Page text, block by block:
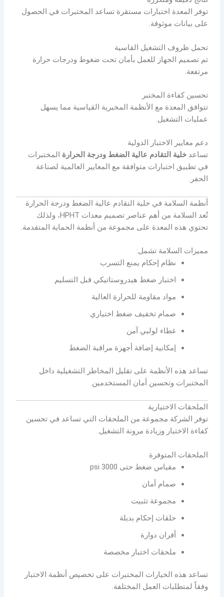
توفر المعدة اختبارات مستقرة تساعد المختبرات في الحصول
على بيانات موثوقة.
تحمل ظروف التشغيل القاسية
تم تصميم الجهاز للعمل بأمان تحت ضغوط ودرجات حرارة
مرتفعة.
تحسين كفاءة المختبر
تتوافق المعدة مع الأنظمة المخبرية القياسية مما يسهل
عمليات التشغيل.
دعم معايير الاختبار الدولية
تساعدخلية التقادم عالية الضغط ودرجة الحرارة المختبرات
في تطبيق اختبارات متوافقة مع المعايير العالمية لصناعة
الحفر.
أنظمة السلامة في خلية التقادم عالية الضغط ودرجة الحرارة
تُعد السلامة من أهم عناصر تصميم معدات HPHT، ولذلك
تحتوي هذه المعدة على مجموعة من أنظمة الحماية المتقدمة.
مميزات السلامة تشمل:
نظام إحكام يمنع التسرب
اختبار ضغط هيدروستاتيكي قبل التسليم
مواد مقاومة للحرارة العالية
صمام تخفيف ضغط اختياري
غطاء لولبي آمن
إمكانية إضافة أجهزة مراقبة الضغط
تساعد هذه الأنظمة على تقليل المخاطر التشغيلية داخل
المختبرات وتحسين أمان المستخدمين.
الملحقات الاختيارية
توفر الشركة مجموعة من الملحقات التي تساعد في تحسين
كفاءة الاختبار وزيادة مرونة التشغيل.
الملحقات المتوفرة
مقياس ضغط حتى 3000 psi
صمام أمان
مجموعة تثبيت
حلقات إحكام بديلة
أفران دوارة
ملحقات اختبار مخصصة
تساعد هذه الخيارات المختبرات على تخصيص أنظمة الاختبار
وفقاً لمتطلبات العمل المختلفة.